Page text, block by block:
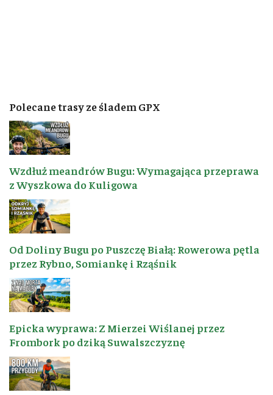
Polecane trasy ze śladem GPX
Wzdłuż meandrów Bugu: Wymagająca przeprawa
z Wyszkowa do Kuligowa
Od Doliny Bugu po Puszczę Białą: Rowerowa pętla
przez Rybno, Somiankę i Rząśnik
Epicka wyprawa: Z Mierzei Wiślanej przez
Frombork po dziką Suwalszczyznę